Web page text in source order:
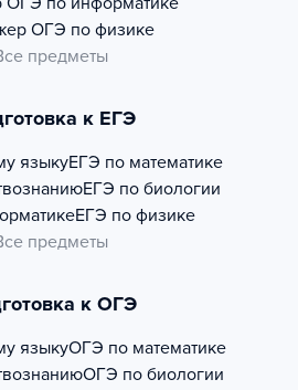
ОГЭ по физике
предметы
к ЕГЭ
языкуЕГЭ по математике
ЕГЭ по биологии
ЕГЭ по физике
предметы
к ОГЭ
языкуОГЭ по математике
ОГЭ по биологии